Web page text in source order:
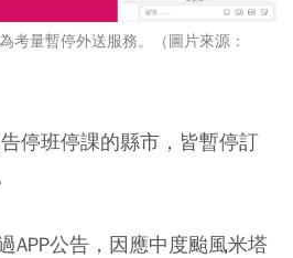
考量暫停外送服務。（圖片來源：
停班停課的縣市，皆暫停訂
APP公告，因應中度颱風米塔